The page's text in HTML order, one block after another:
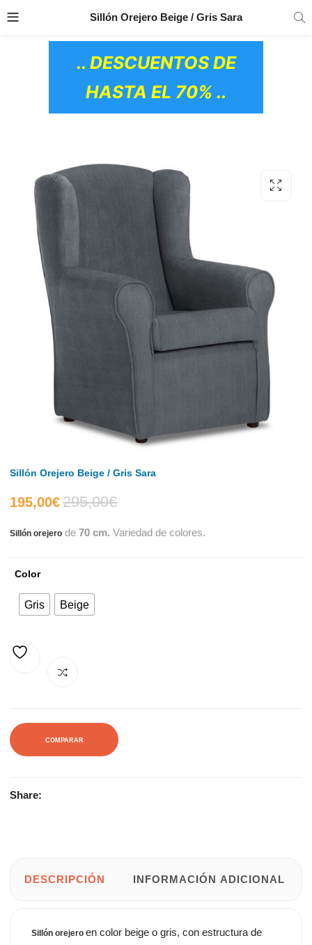
CERÁMICOS)
PRODUCTOS
.. DESCUENTOS DE
HASTA EL 70% ..
Sillón Orejero Beige / Gris Sara
Sillón Orejero Beige / Gris Sara
195,00€El
precio
es:
295,00€El
precio
Sillón orejero de70 cm. Variedad de colores.
Color
Gris Beige
COMPARAR
Share:
DESCRIPCIÓN INFORMACIÓN ADICIONAL
Sillón orejero en color beige o gris, con estructura de